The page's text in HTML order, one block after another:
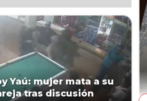
Yaú: mujer mata a su
tras discusión